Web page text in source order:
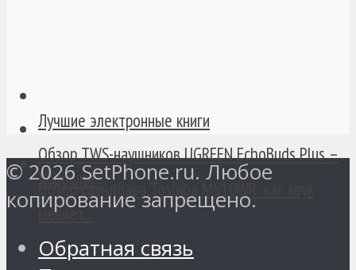
Лучшие электронные книги
Обзор TWS-наушников UGREEN EchoBuds Plus –
Хороший...
меняет...
© 2026 SetPhone.ru. Любое
копирование запрещено.
Обратная связь